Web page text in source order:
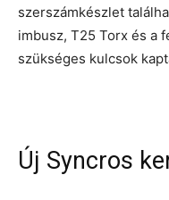
szerszámkészlet
imbusz, T25 Torx és a
szükséges kulcsok
Új Syncros